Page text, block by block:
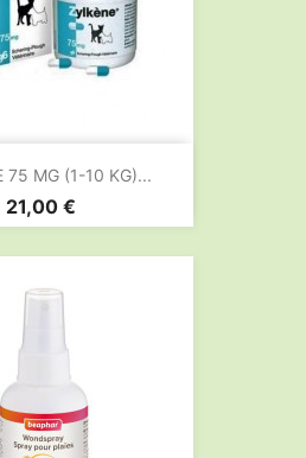
75 MG (1-10 KG)...
Prix
21,00 €